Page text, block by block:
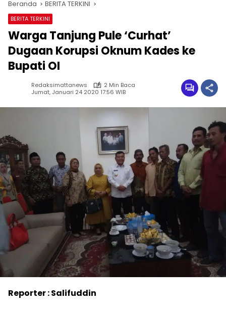
Beranda BERITA TERKINI
BERITA TERKINI
Warga Tanjung Pule ‘Curhat’
Dugaan Korupsi Oknum Kades ke
Bupati OI
Redaksimattanews
2 Min Baca
Jumat, Januari 24 2020 17:56 WIB
Reporter : Salifuddin